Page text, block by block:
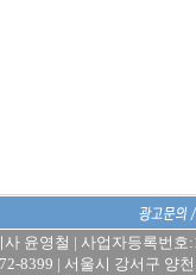
윤영철 | 사업자등록번호
8399 | 서울시 강서구 양